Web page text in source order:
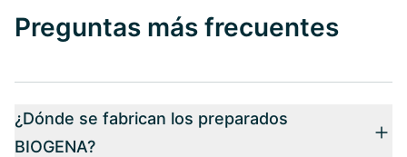
Preguntas más frecuentes
¿Dónde se fabrican los preparados
BIOGENA?